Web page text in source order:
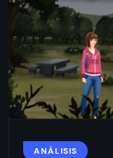
ANÁLISIS